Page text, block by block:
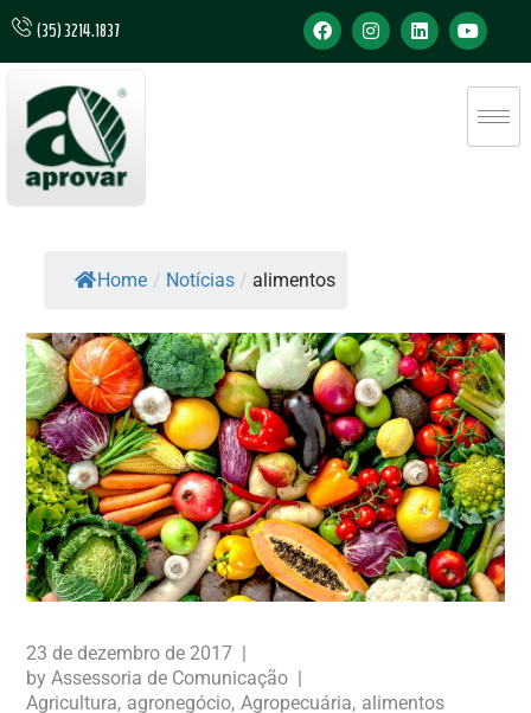
(35) 3214.1837
Home / Notícias / alimentos
23 de dezembro de 2017
byAssessoria de Comunicação
Agricultura agronegócio Agropecuária alimentos